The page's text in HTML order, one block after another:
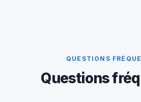
QUESTIONS
Questions